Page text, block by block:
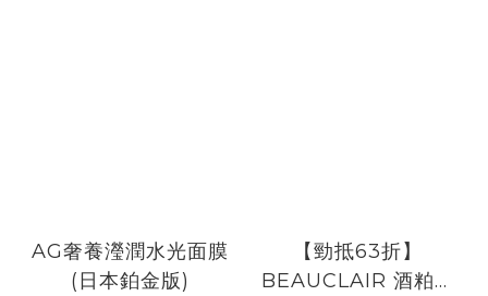
AG奢養瀅潤水光面膜
(日本鉑金版)
【勁抵63折】
BEAUCLAIR 酒粕面